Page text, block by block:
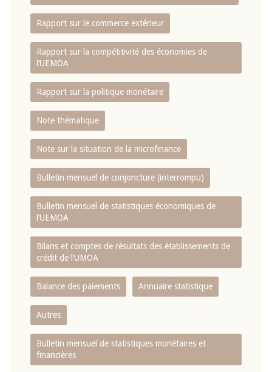
Rapport sur le commerce extérieur
Rapport sur la compétitivité des économies de
l‘UEMOA
Rapport sur la politique monétaire
Note thématique
Note sur la situation de la microfinance
Bulletin mensuel de conjoncture (interrompu)
Bulletin mensuel de statistiques économiques de
l‘UEMOA
Bilans et comptes de résultats des établissements de
crédit de l‘UMOA
Balance des paiements Annuaire statistique
Autres
Bulletin mensuel de statistiques monétaires et
financières